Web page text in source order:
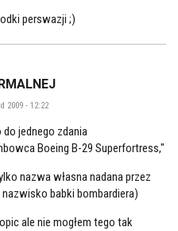
perswazji ;)
2009 - 12:22
jednego zdania
Boeing B-29 Superfortress,"
nazwa własna nadana przez
nazwisko babki bombardiera)
ale nie mogłem tego tak